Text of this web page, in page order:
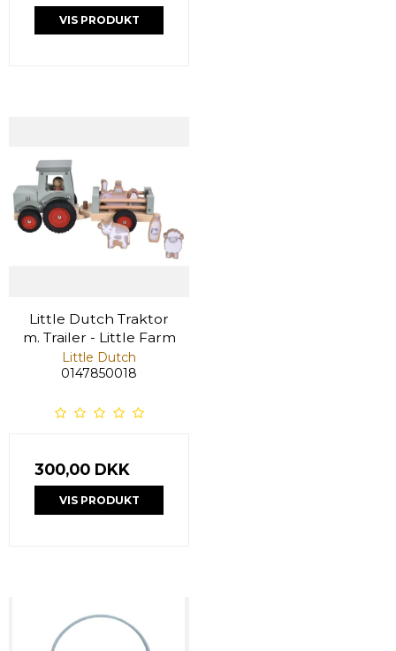
VIS PRODUKT
Little Dutch Traktor
m. Trailer - Little Farm
Little Dutch
0147850018
300,00 DKK
VIS PRODUKT